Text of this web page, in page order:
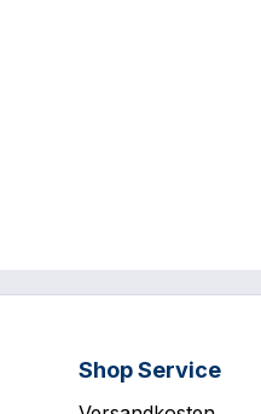
Shop Service